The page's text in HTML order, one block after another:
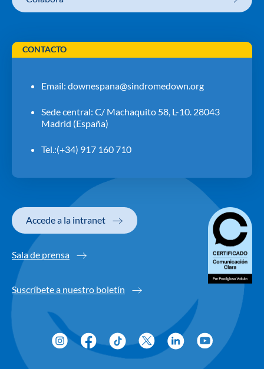
CONTACTO
Email: downespana@sindromedown.org
Sede central: C/ Machaquito 58, L-10. 28043
Madrid (España)
Tel.:(+34) 917 160 710
Accede a la intranet
Sala de prensa
Suscríbete a nuestro boletín